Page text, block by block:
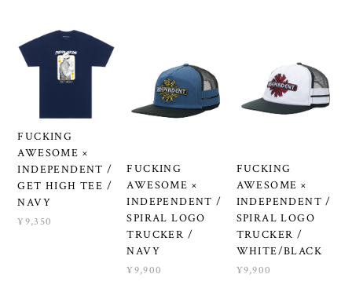
FUCKING
AWESOME ×
INDEPENDENT /
GET HIGH TEE /
NAVY
¥9,350
FUCKING
AWESOME ×
INDEPENDENT /
SPIRAL LOGO
TRUCKER /
NAVY
¥9,900
FUCKING
AWESOME ×
INDEPENDENT /
SPIRAL LOGO
TRUCKER /
WHITE/BLACK
¥9,900